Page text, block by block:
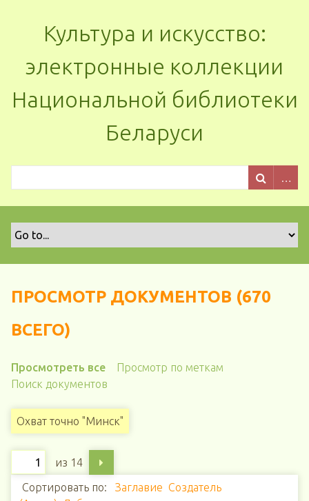
Культура и искусство:
электронные коллекции
Национальной библиотеки
Беларуси
ПРОСМОТР ДОКУМЕНТОВ (670
ВСЕГО)
Просмотреть все
Просмотр по меткам
Поиск документов
Охват точно "Минск"
из 14
Сортировать по: Заглавие Создатель